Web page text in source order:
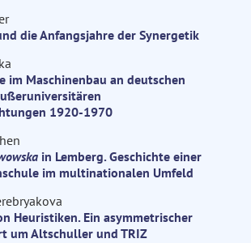
die Anfangsjahre der Synergetik
im Maschinenbau an deutschen
1920-1970
in Lemberg. Geschichte einer
im multinationalen Umfeld
Heuristiken. Ein asymmetrischer
um Altschuller und TRIZ